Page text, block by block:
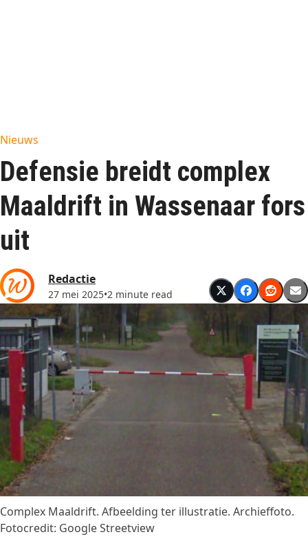
Nieuws
Defensie breidt complex
Maaldrift in Wassenaar fors
uit
Redactie
27 mei 2025•2 minute read
Complex Maaldrift. Afbeelding ter illustratie. Archieffoto.
Fotocredit: Google Streetview